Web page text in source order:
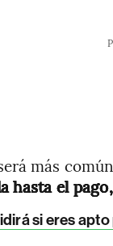
más
hasta el
si eres